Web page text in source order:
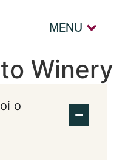
MENU
Winery
o